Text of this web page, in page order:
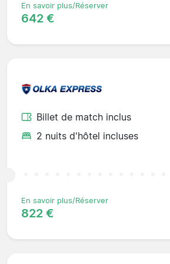
En savoir plus/Réserver
642 €
Billet de match inclus
2 nuits d'hôtel incluses
En savoir plus/Réserver
822 €